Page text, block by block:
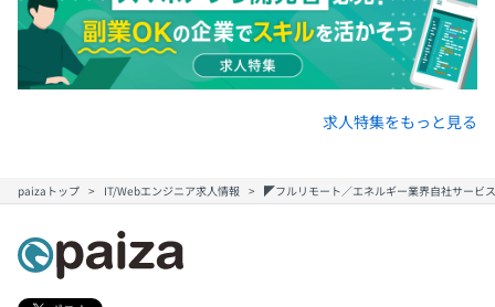
求人特集をもっと見る
paizaトップ IT/Webエンジニア求人情報 ◤フルリモート／エネルギー業界自社サービ